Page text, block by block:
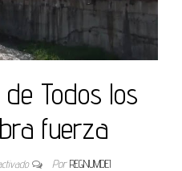
Todos los
fuerza
Por REGNUMDEI